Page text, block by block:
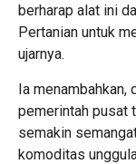
berharap alat ini
Pertanian untuk
ujarnya.
Ia menambahkan,
pemerintah pusat
semakin
komoditas